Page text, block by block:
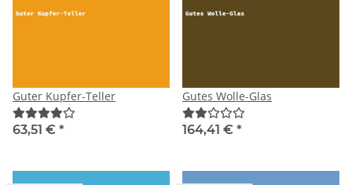
Guter Kupfer-Teller
63,51 € *
Gutes Wolle-Glas
164,41 € *